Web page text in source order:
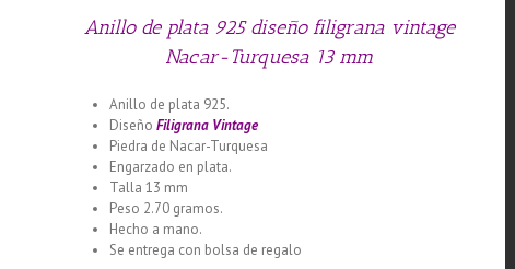
Anillo de plata 925 diseño filigrana vintage
Nacar-Turquesa 13 mm
Anillo de plata 925.
DiseñoFiligrana Vintage
Piedra de Nacar-Turquesa
Engarzado en plata.
Talla 13 mm
Peso 2.70 gramos.
Hecho a mano.
Se entrega con bolsa de regalo